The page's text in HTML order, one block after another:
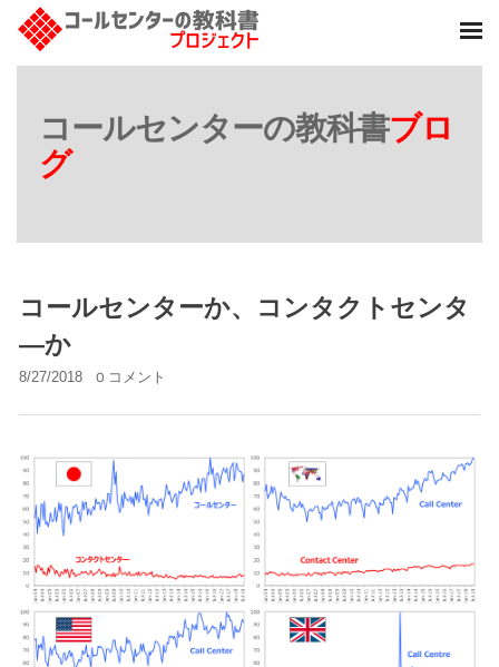
コールセンターの教科書ブロ
グ
コールセンターか、コンタクトセンタ
―か
8/27/2018 0 コメント